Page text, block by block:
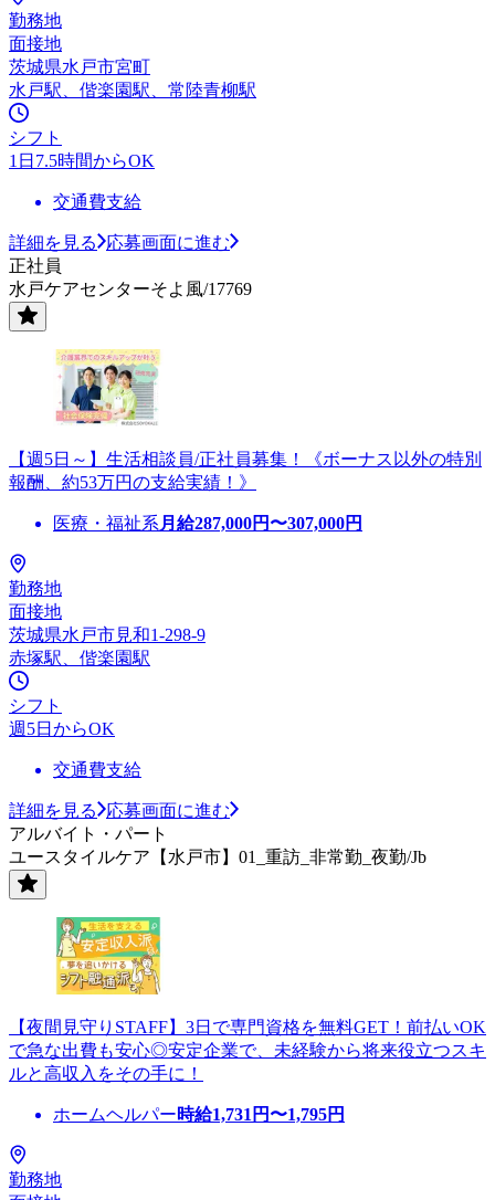
勤務地
面接地
茨城県水戸市宮町
水戸駅、偕楽園駅、常陸青柳駅
シフト
1日7.5時間からOK
交通費支給
詳細を見る
応募画面に進む
正社員
水戸ケアセンターそよ風/17769
【週5日～】生活相談員/正社員募集！《ボーナス以外の特別
報酬、約53万円の支給実績！》
医療・福祉系 月給287,000円〜307,000円
勤務地
面接地
茨城県水戸市見和1-298-9
赤塚駅、偕楽園駅
シフト
週5日からOK
交通費支給
詳細を見る
応募画面に進む
アルバイト・パート
ユースタイルケア【水戸市】01_重訪_非常勤_夜勤/Jb
【夜間見守りSTAFF】3日で専門資格を無料GET！前払いOK
で急な出費も安心◎安定企業で、未経験から将来役立つスキ
ルと高収入をその手に！
ホームヘルパー時給1,731 円〜1,795円
勤務地